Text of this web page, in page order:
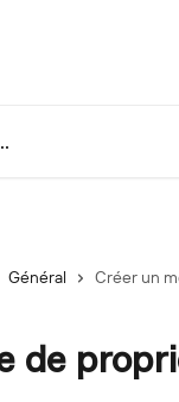
Général Créer un
de